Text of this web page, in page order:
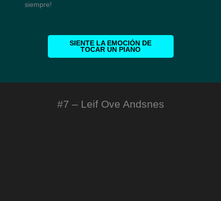
siempre!
SIENTE LA EMOCIÓN DE
TOCAR UN PIANO
#7 – Leif Ove Andsnes